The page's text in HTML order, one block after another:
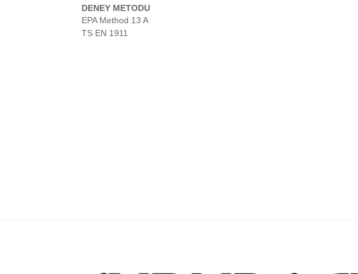
DENEY METODU
EPA Method 13 A
TS EN 1911